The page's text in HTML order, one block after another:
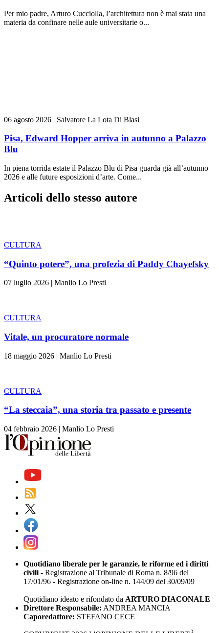
Per mio padre, Arturo Cucciolla, l’architettura non è mai stata una
materia da confinare nelle aule universitarie o...
06 agosto 2026 | Salvatore La Lota Di Blasi
Pisa, Edward Hopper arriva in autunno a Palazzo
Blu
In piena torrida estate il Palazzo Blu di Pisa guarda già all’autunno
2026 e alle future esposizioni d’arte. Come...
Articoli dello stesso autore
CULTURA
“Quinto potere”, una profezia di Paddy Chayefsky
07 luglio 2026 | Manlio Lo Presti
CULTURA
Vitale, un procuratore normale
18 maggio 2026 | Manlio Lo Presti
CULTURA
“La steccaia”, una storia tra passato e presente
04 febbraio 2026 | Manlio Lo Presti
Quotidiano liberale per le garanzie, le riforme ed i diritti
civili - Registrazione al Tribunale di Roma n. 8/96 del
17/01/96 - Registrazione on-line n. 144/09 del 30/09/09
Quotidiano ideato e rifondato da ARTURO DIACONALE
Direttore Responsabile: ANDREA MANCIA
Caporedattore: STEFANO CECE